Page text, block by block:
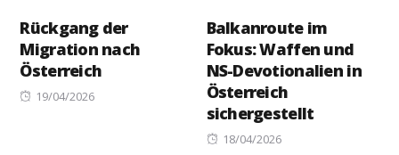
Rückgang der
Migration nach
Österreich
Posted
19/04/2026
Balkanroute im
Fokus: Waffen und
NS-Devotionalien in
Österreich
sichergestellt
Posted
18/04/2026